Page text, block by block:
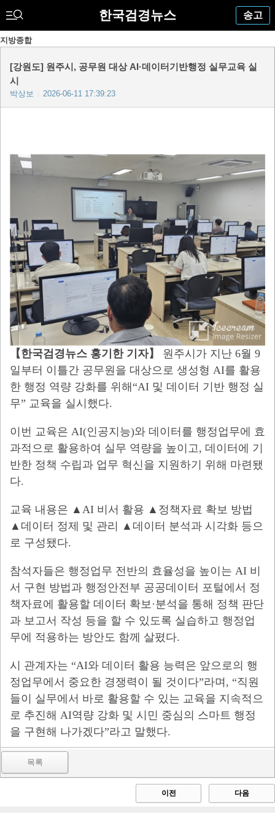
한국검경뉴스 송고
지방종합
[강원도] 원주시, 공무원 대상 AI·데이터기반행정 실무교육 실
시
박상보 2026-06-11 17:39:23
【한국검경뉴스 홍기한 기자】 원주시가 지난 6월 9
일부터 이틀간 공무원을 대상으로 생성형 AI를 활용
한 행정 역량 강화를 위해“AI 및 데이터 기반 행정 실
무” 교육을 실시했다.
이번 교육은 AI(인공지능)와 데이터를 행정업무에 효
과적으로 활용하여 실무 역량을 높이고, 데이터에 기
반한 정책 수립과 업무 혁신을 지원하기 위해 마련됐
다.
교육 내용은 ▲AI 비서 활용 ▲정책자료 확보 방법
▲데이터 정제 및 관리 ▲데이터 분석과 시각화 등으
로 구성됐다.
참석자들은 행정업무 전반의 효율성을 높이는 AI 비
서 구현 방법과 행정안전부 공공데이터 포털에서 정
책자료에 활용할 데이터 확보·분석을 통해 정책 판단
과 보고서 작성 등을 할 수 있도록 실습하고 행정업
무에 적용하는 방안도 함께 살폈다.
시 관계자는 “AI와 데이터 활용 능력은 앞으로의 행
정업무에서 중요한 경쟁력이 될 것이다”라며, “직원
들이 실무에서 바로 활용할 수 있는 교육을 지속적으
로 추진해 AI역량 강화 및 시민 중심의 스마트 행정
을 구현해 나가겠다”라고 말했다.
목록
이전 다음